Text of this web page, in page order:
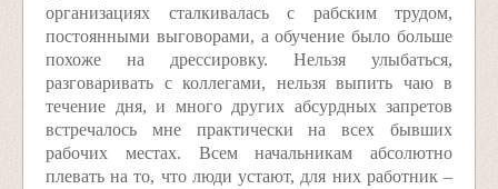
организациях сталкивалась с рабским трудом,
постоянными выговорами, а обучение было больше
похоже на дрессировку. Нельзя улыбаться,
разговаривать с коллегами, нельзя выпить чаю в
течение дня, и много других абсурдных запретов
встречалось мне практически на всех бывших
рабочих местах. Всем начальникам абсолютно
плевать на то, что люди устают, для них работник –